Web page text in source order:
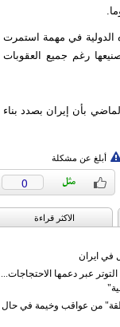
الدولية في مهمة استمرت
رغم جميع العقوبات
بأن إيران بصدد بناء
أبلغ عن مشكلة
0
الاکثر قراءة
في ايران
عبر دعمها الاحتجاجات...
من عواقب وخيمة في حال